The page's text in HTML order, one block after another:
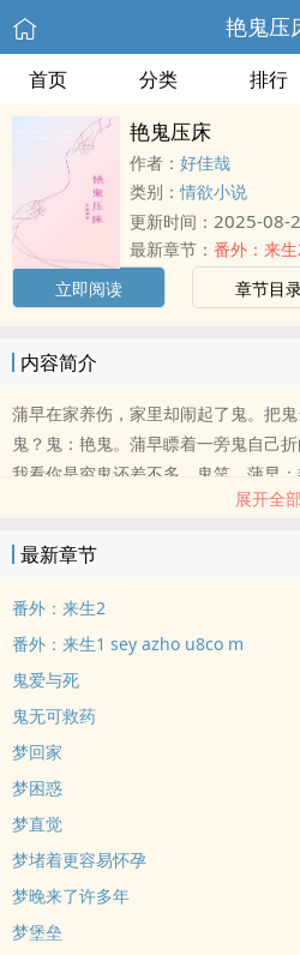
艳鬼压
首页 分类 排行
艳鬼压床
作者： 好佳哉
类别：情欲小说
更新时间： 2025-08-
最新章节： 番外：来
立即阅读
章节目
内容简介
蒲早在家养伤，家里却闹起了鬼。把
鬼？鬼：艳鬼。蒲早瞟着一旁鬼自己
我看你是穷鬼还差不多。鬼笑。蒲早
鬼把她压在身下，低头吻她，语气却
展开全部
最新章节
番外：来生2
番外：来生1 sey azho u8co m
鬼爱与死
鬼无可救药
梦回家
梦困惑
梦直觉
梦堵着更容易怀孕
梦晚来了许多年
梦堡垒